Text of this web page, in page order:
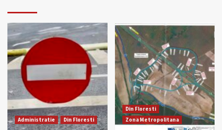
Administratie Din Floresti
Din Floresti
Zona Metropolitana